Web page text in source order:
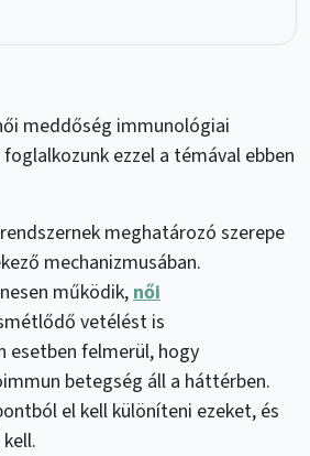
meddőség immunológiai
ezzel a témával ebben
meghatározó szerepe
mechanizmusában.
működik, női
vetélést is
esetben felmerül, hogy
betegség áll a háttérben.
el kell különíteni ezeket, és